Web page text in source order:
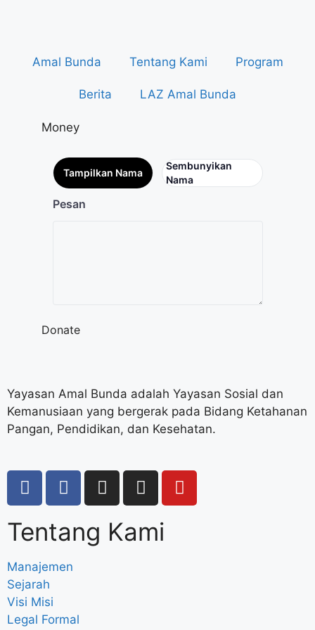
Amal Bunda Tentang Kami Program
Berita LAZ Amal Bunda
Money
Tampilkan Nama
Sembunyikan
Nama
Pesan
Donate
Yayasan Amal Bunda adalah Yayasan Sosial dan
Kemanusiaan yang bergerak pada Bidang Ketahanan
Pangan, Pendidikan, dan Kesehatan.
Tentang Kami
Manajemen
Sejarah
Visi Misi
Legal Formal